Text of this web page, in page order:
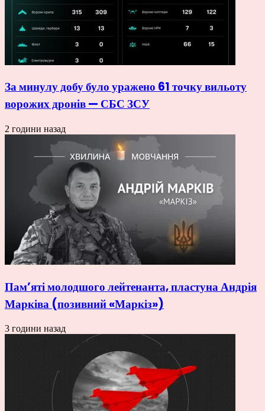
За минулу добу було уражено 61 точку вильоту
ворожих дронів — СБС ЗСУ
2 години назад
Пам’яті молодшого лейтенанта, пластуна Андрія
Марківа (позивний «Маркіз»)
3 години назад